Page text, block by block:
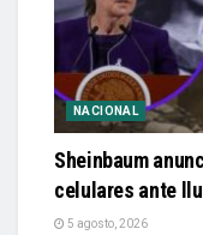
NACIONAL
Sheinbaum
celulares ante
5 agosto, 2026